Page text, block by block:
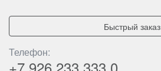
Количество мест:
Быстрый заказ
Телефон: